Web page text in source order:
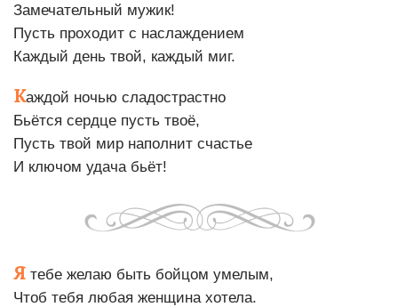
Замечательный мужик!
Пусть проходит с наслаждением
Каждый день твой, каждый миг.
Каждой ночью сладострастно
Бьётся сердце пусть твоё,
Пусть твой мир наполнит счастье
И ключом удача бьёт!
Я тебе желаю быть бойцом умелым,
Чтоб тебя любая женщина хотела.